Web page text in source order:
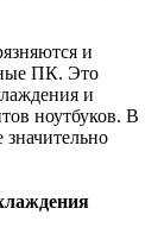
и
ПК. Это
и
ноутбуков. В
значительно